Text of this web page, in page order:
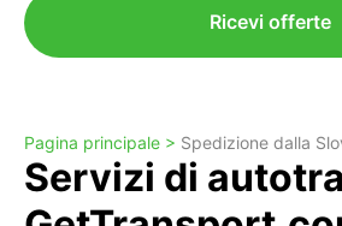
Ricevi offerte
Pagina principale > Spedizione dalla
Servizi di